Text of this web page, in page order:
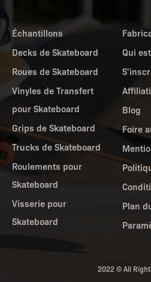
Échantillons
Decks de Skateboard
Roues de Skateboard
Vinyles de Transfert
pour Skateboard
Grips de Skateboard
Trucks de Skateboard
Roulements pour
Skateboard
Visserie pour
Skateboard
Qui
Blog
Foire
Plan
2022 © All